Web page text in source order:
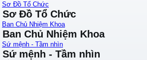
Sơ Đồ Tổ Chức
Sơ Đồ Tổ Chức
Ban Chủ Nhiệm Khoa
Ban Chủ Nhiệm Khoa
Sứ mệnh - Tầm nhìn
Sứ mệnh - Tầm nhìn